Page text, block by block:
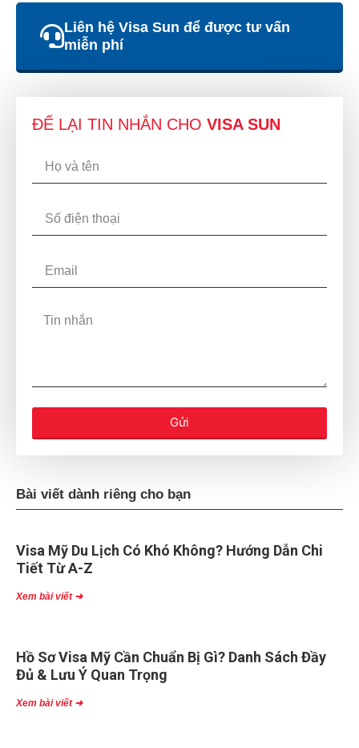
Liên hệ Visa Sun để được tư vấn
miễn phí
ĐỂ LẠI TIN NHẮN CHO VISA SUN
Gửi
Bài viết dành riêng cho bạn
Visa Mỹ Du Lịch Có Khó Không? Hướng Dẫn Chi
Tiết Từ A-Z
Xem bài viết ➜
Hồ Sơ Visa Mỹ Cần Chuẩn Bị Gì? Danh Sách Đầy
Đủ & Lưu Ý Quan Trọng
Xem bài viết ➜